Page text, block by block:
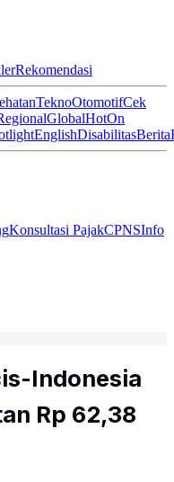
Rekomendasi
TeknoOtomotifCek
GlobalHotOn
EnglishDisabilitasBerita
Konsultasi PajakCPNSInfo
Indonesia
Rp 62,38